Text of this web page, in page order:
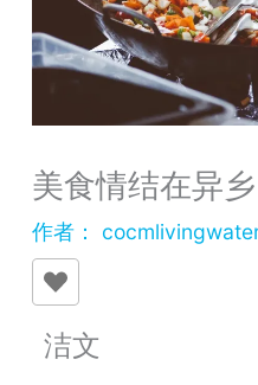
美食情结在异乡
作者：
洁文